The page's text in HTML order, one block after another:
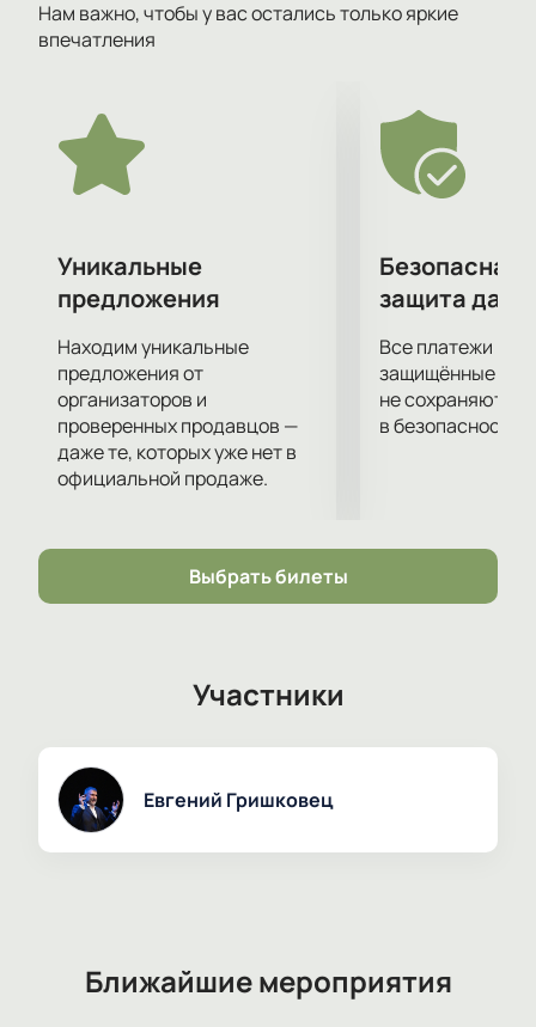
Лариса Ломакина создала атмосферу, где двери
кабинета распахиваются в березовую рощу,
почтовый ящик. Эти элементы визуально
подчеркивают главную идею спектакля - прощание
с бумагой.
Особая привлекательность спектакля
умеет подцепить грустное и нежное, детское и
интимное, чтобы зрители увидели самих себя на
фоне общей судьбы современников. Спектакль не
стремится осмеять или пристыдить, он заставляет
задуматься о том, как меняется наша жизнь и какие
ценности мы теряем.
Мы предлагаем вам удобный и безопасный способ
приобрести билеты на спектакль «Прощание с
бумагой»через наш сайт. Покупка билетов на
удобство, а также возможность выбрать удобное
для вас время и место. Не упустите возможность
окунуться в мир театра и проникнуться глубоким
Нам важно, чтобы у вас остались только яркие
впечатления
Уникальные
предложения
Находим уникальные
предложения от
организаторов и
проверенных продавцов —
даже те, которых уже нет в
официальной продаже.
Безопасная
защита
Все платежи
защищённые
не сохраняются
в безопасности.
Выбрать билеты
Участники
Евгений Гришковец
Ближайшие мероприятия